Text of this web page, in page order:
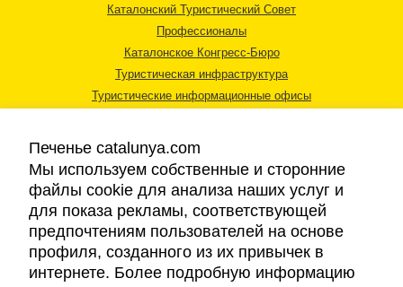
Каталонский Туристический Совет
Профессионалы
Каталонское Конгресс-Бюро
Туристическая инфраструктура
Туристические информационные офисы
Правовая информация
Cookies
Печенье catalunya.com
Мы используем собственные и сторонние
файлы cookie для анализа наших услуг и
для показа рекламы, соответствующей
предпочтениям пользователей на основе
профиля, созданного из их привычек в
интернете. Более подробную информацию